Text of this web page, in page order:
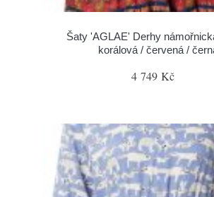
Šaty 'AGLAE' Derhy
korálová / červená /
4 749 Kč